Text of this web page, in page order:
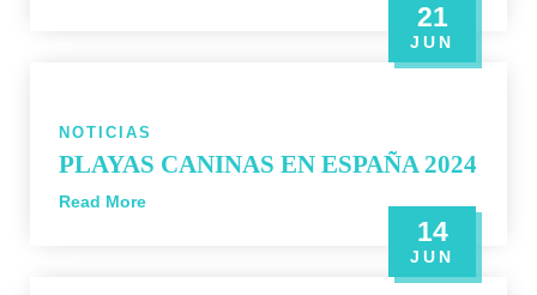
21
JUN
NOTICIAS
PLAYAS CANINAS EN ESPAÑA 2024
Read More
14
JUN